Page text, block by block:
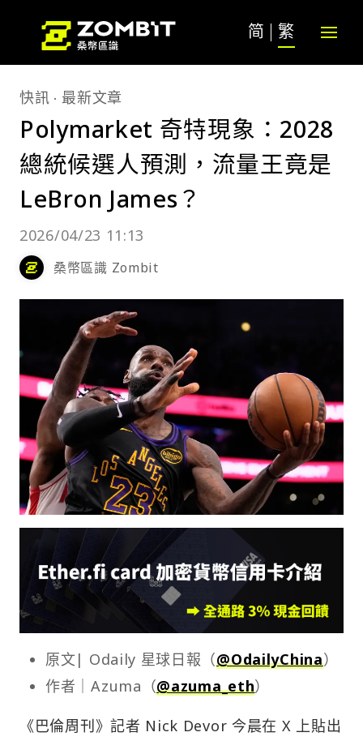
简 繁
快訊 最新文章
Polymarket 奇特現象：2028
總統候選人預測，流量王竟是
LeBron James？
2026/04/23 11:13
桑幣區識 Zombit
原文| Odaily 星球日報（@OdailyChina）
作者｜Azuma（@azuma_eth）
《巴倫周刊》記者 Nick Devor 今晨在 X 上貼出